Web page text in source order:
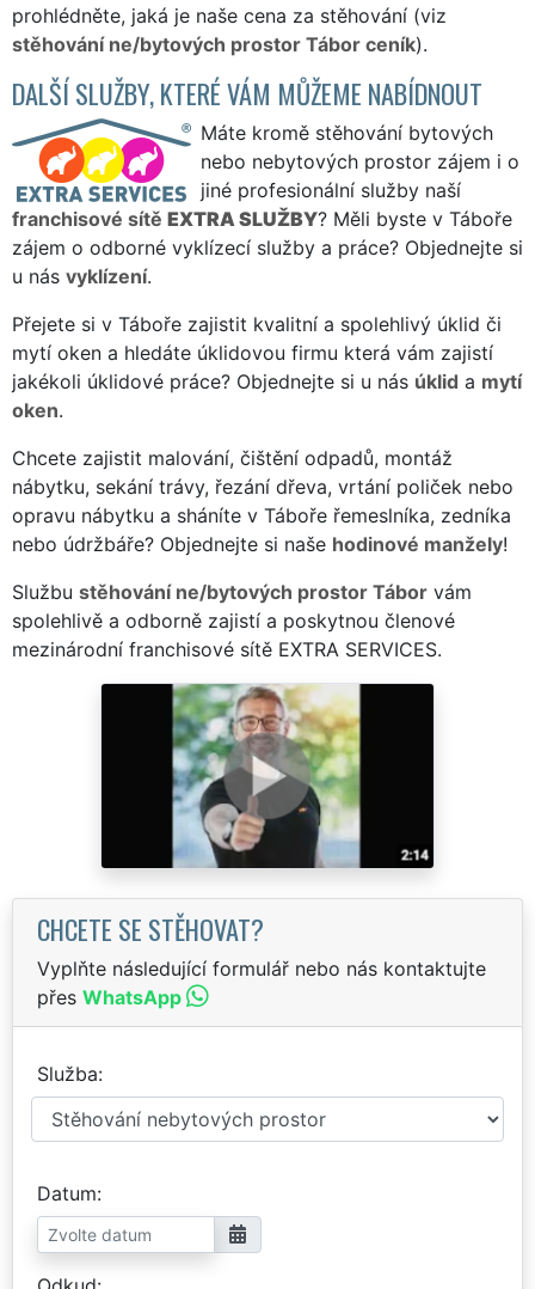
prohlédněte, jaká je naše cena za stěhování (viz
stěhování ne/bytových prostor Tábor ceník).
DALŠÍ SLUŽBY, KTERÉ VÁM MŮŽEME NABÍDNOUT
Máte kromě stěhování bytových
nebo nebytových prostor zájem i o
jiné profesionální služby naší
franchisové sítě EXTRA SLUŽBY? Měli byste v Táboře
zájem o odborné vyklízecí služby a práce? Objednejte si
u nás vyklízení.
Přejete si v Táboře zajistit kvalitní a spolehlivý úklid či
mytí oken a hledáte úklidovou firmu která vám zajistí
jakékoli úklidové práce? Objednejte si u nás úklid a mytí
oken.
Chcete zajistit malování, čištění odpadů, montáž
nábytku, sekání trávy, řezání dřeva, vrtání poliček nebo
opravu nábytku a sháníte v Táboře řemeslníka, zedníka
nebo údržbáře? Objednejte si naše hodinové manžely!
Službu stěhování ne/bytových prostor Tábor vám
spolehlivě a odborně zajistí a poskytnou členové
mezinárodní franchisové sítě EXTRA SERVICES.
CHCETE SE STĚHOVAT?
Vyplňte následující formulář nebo nás kontaktujte
přes WhatsApp
Služba
Datum